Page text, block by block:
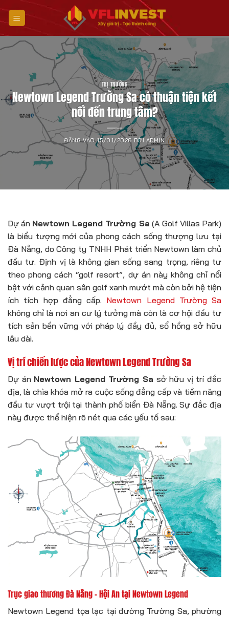
qua
nội
dung
THỊ TRƯỜNG
Newtown Legend Trường Sa có thuận tiện kết
nối đến trung tâm?
ĐĂNG VÀO15/01/2026 BỞI ADMIN
Dự án Newtown Legend Trường Sa (A Golf Villas Park)
là biểu tượng mới của phong cách sống thượng lưu tại
Đà Nẵng, do Công ty TNHH Phát triển Newtown làm chủ
đầu tư. Định vị là không gian sống sang trọng, riêng tư
theo phong cách “golf resort”, dự án này không chỉ nổi
bật với cảnh quan sân golf xanh mướt mà còn bởi hệ tiện
ích tích hợp đẳng cấp. Newtown Legend Trường Sa
không chỉ là nơi an cư lý tưởng mà còn là cơ hội đầu tư
tích sản bền vững với pháp lý đầy đủ, sổ hồng sở hữu
lâu dài.
Vị trí chiến lược của Newtown Legend Trường Sa
Dự án Newtown Legend Trường Sa sở hữu vị trí đắc
địa, là chìa khóa mở ra cuộc sống đẳng cấp và tiềm năng
đầu tư vượt trội tại thành phố biển Đà Nẵng. Sự đắc địa
này được thể hiện rõ nét qua các yếu tố sau:
Trục giao thương Đà Nẵng – Hội An tại Newtown Legend
Newtown Legend tọa lạc tại đường Trường Sa, phường